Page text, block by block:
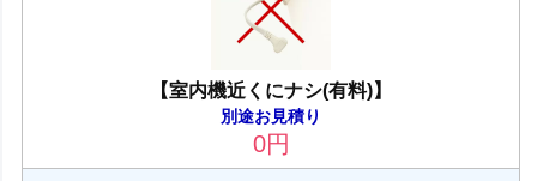
【室内機近くにナシ(有料)】
別途お見積り
0円